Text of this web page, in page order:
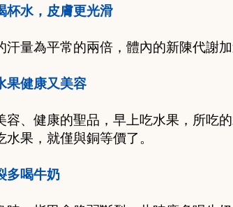
杯水，皮膚更光滑
汗量為平常的兩倍， 體內的新陳代謝
果健康又美容
容、健康的聖品，早上吃水果，所吃
水果，就僅與銅等價了。
多喝牛奶